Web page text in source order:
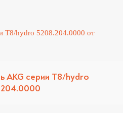
AKG серии T8/hydro